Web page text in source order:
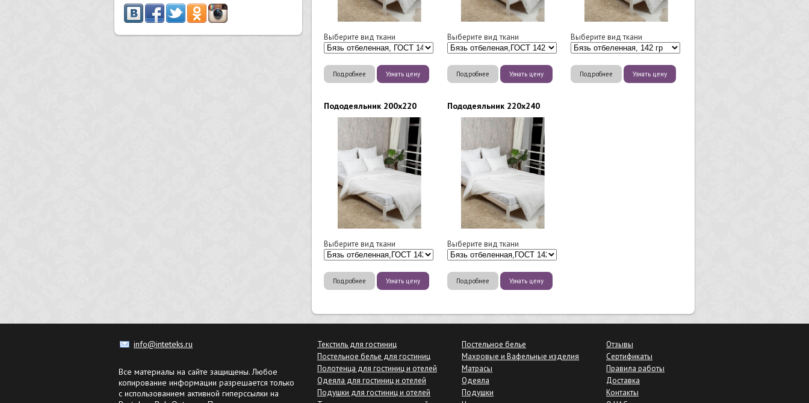
Выберите вид ткани
Подробнее Узнать цену
Выберите вид ткани
Подробнее Узнать цену
Выберите вид ткани
Подробнее Узнать цену
Пододеяльник 200х220
Выберите вид ткани
Подробнее Узнать цену
Пододеяльник 220х240
Выберите вид ткани
Подробнее Узнать цену
info@inteteks.ru
Все материалы на сайте защищены. Любое
копирование информации разрешается только
с использованием активной гиперссылки на
Текстиль для гостиниц
Постельное белье для гостиниц
Полотенца для гостиниц и отелей
Одеяла для гостиниц и отелей
Подушки для гостиниц и отелей
Постельное белье
Махровые и Вафельные изделия
Матрасы
Одеяла
Подушки
Отзывы
Сертификаты
Правила работы
Доставка
Контакты